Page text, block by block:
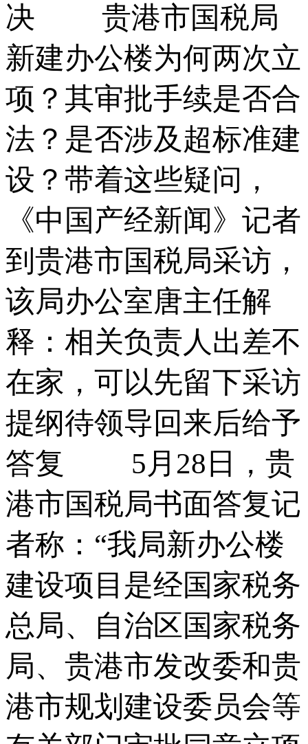
决 贵港市国税局
新建办公楼为何两次立
项？其审批手续是否合
法？是否涉及超标准建
设？带着这些疑问，
《中国产经新闻》记者
到贵港市国税局采访，
该局办公室唐主任解
释：相关负责人出差不
在家，可以先留下采访
提纲待领导回来后给予
答复 5月28日，贵
港市国税局书面答复记
者称：“我局新办公楼
建设项目是经国家税务
总局、自治区国家税务
局、贵港市发改委和贵
港市规划建设委员会等